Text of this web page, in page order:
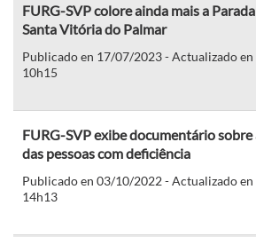
FURG-SVP colore ainda mais a
Santa Vitória do Palmar
Publicado en 17/07/2023 - Actualizado
10h15
FURG-SVP exibe documentário
das pessoas com deficiência
Publicado en 03/10/2022 - Actualizado
14h13